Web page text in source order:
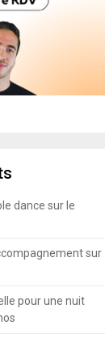
dance sur le
sur
pour une nuit